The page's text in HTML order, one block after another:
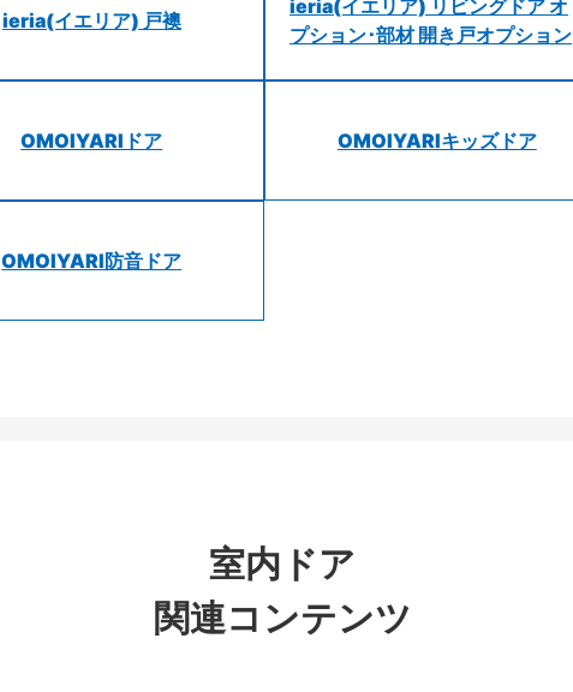
ieria(イエリア) 戸襖
ieria(イエリア) リビングドア オ
プション･部材 開き戸オプション
OMOIYARIドア OMOIYARIキッズドア
OMOIYARI防音ドア
室内ドア
関連コンテンツ